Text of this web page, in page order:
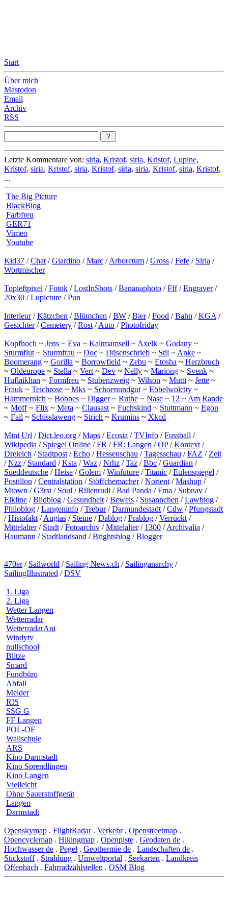
Start
Über mich
Mastodon
Email
Archiv
RSS
Letzte Kommentare von: siria, Kristof, siria, Kristof, Lupine,
Kristof, siria, Kristof, siria, Kristof, siria, siria, Kristof, siria, Kristof,
...
The Big Picture
BlackBlog
Farbfreu
GER71
Vimeo
Youtube
Kid37 /Chat /Giardino /Marc /Arboretum /Gross /Fefe / Siria /
Wortmischer
Topleftpixel /Fotok /LostInShots /Bananaphoto /Fff/Engraver/
20x30 /Lupicture /Pun
Interieur/Kätzchen /Blümchen /BW /Bier/Food /Bahn /KGA /
Gesichter/Cemetery /Rost /Auto /Photofriday
Kopfhoch ~ Jens ~ Eva ~ Kaltmamsell ~ Axelk ~ Godany ~
Sturmflut ~ Sturmfrau ~ Doc ~ Düsenschrieb ~ Stil ~ Anke ~
Boomerang ~ Gorilla ~ Borrowfield ~ Zebu ~ Etosha ~ Herzbruch
~ Oldeurope ~ Stella ~ Vert ~ Dev ~ Nelly ~ Mariong ~ Svenk ~
Huflaikhan ~ Formfreu ~ Stubenzweig ~ Wilson ~ Mutti ~ Jette ~
Frauk ~ Teichrose ~ Mks ~ Schoenundgut ~ Ebbelwoicity ~
Hammernich ~ Bobbes ~ Digger~ Ruthe ~ Nase ~ 12 ~ Am Rande
~ Moff~ Flix ~ Meta ~ Clausast ~ Fuchskind ~ Stuttmann ~ Egon
~ Fail ~ Schisslaweng ~ Strich ~ Krumins ~ Xkcd
Mini Url /Dict.leo.org /Maps /Ecosia /TVInfo /Fussball /
Wikipedia / Spiegel Online /FR /FR: Langen /OP/Kontext /
Dreieich / Stadtpost /Echo /Hessenschau /Tagesschau /FAZ / Zeit
/Nzz / Standard /Ksta /Waz /Nrhz /Taz /Bbc /Guardian /
Sueddeutsche /Heise /Golem /Winfuture /Titanic /Eulenspiegel /
Postillon /Centralstation / Stöffchemacher/Norient /Mashup /
Mtown /G3rst / Soul /Rillenrudi /Bad Panda /Fma / Subnav /
Elkline /Bildblog /Gesundheit /Beweis / Susannchen /Lawblog /
Philoblog /Langeninfo /Trebur/Darmundestadt /Cdw /Pfungstadt
/Histofakt /Augias / Steine /Dablog /Frablog /Verrückt /
Mittelalter/ Stadt /Fotoarchiv /Mittelalter/ 1300 /Archivalia /
Haumann / Stadtlandsand /Brightsblog /Blogger
470er/ Sailworld / Sailing-News.ch / Sailinganarchy /
SailingIllustrated /DSV
1. Liga
2. Liga
Wetter Langen
Wetterradar
WetterradarAni
Windytv
nullschool
Blitze
Smard
Fundbüro
Abfall
Melder
RIS
SSG G
FF Langen
POL-OF
Wallschule
ARS
Kino Darmstadt
Kino Sprendlingen
Kino Langen
Vielleicht
Ohne Sauerstoffgerät
Langen
Darmstadt
Openskymap . FlightRadar. Verkehr. Openstreetmap .
Opencyclemap . Hikingmap . Openpiste . Geodaten de .
Hochwasser de . Pegel . Geothermie de . Landschaften de .
Stickstoff. Strahlung . Umweltportal . Seekarten . Landkreis
Offenbach . Fahrradzählstellen . OSM Blog